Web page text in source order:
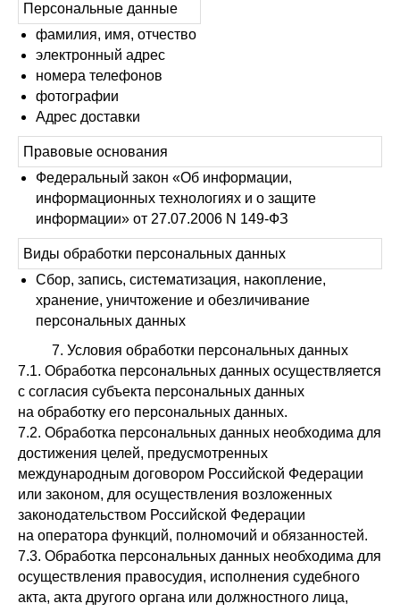
Персональные данные
фамилия, имя, отчество
электронный адрес
номера телефонов
фотографии
Адрес доставки
Правовые основания
Федеральный закон «Об информации,
информационных технологиях и о защите
информации» от 27.07.2006 N 149-ФЗ
Виды обработки персональных данных
Сбор, запись, систематизация, накопление,
хранение, уничтожение и обезличивание
персональных данных
7. Условия обработки персональных данных
7.1. Обработка персональных данных осуществляется
с согласия субъекта персональных данных
на обработку его персональных данных.
7.2. Обработка персональных данных необходима для
достижения целей, предусмотренных
международным договором Российской Федерации
или законом, для осуществления возложенных
законодательством Российской Федерации
на оператора функций, полномочий и обязанностей.
7.3. Обработка персональных данных необходима для
осуществления правосудия, исполнения судебного
акта, акта другого органа или должностного лица,